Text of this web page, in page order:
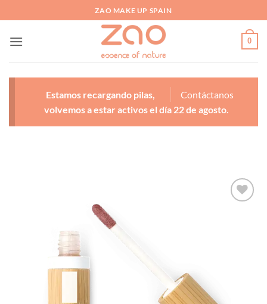
al
contenido
ZAO MAKE UP SPAIN
0
Contáctanos
Estamos recargando pilas,
volvemos a estar activos el día 22 de agosto.